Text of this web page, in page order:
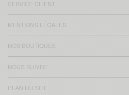
SERVICE CLIENT
MENTIONS LÉGALES
NOS BOUTIQUES
NOUS SUIVRE
PLAN DU SITE